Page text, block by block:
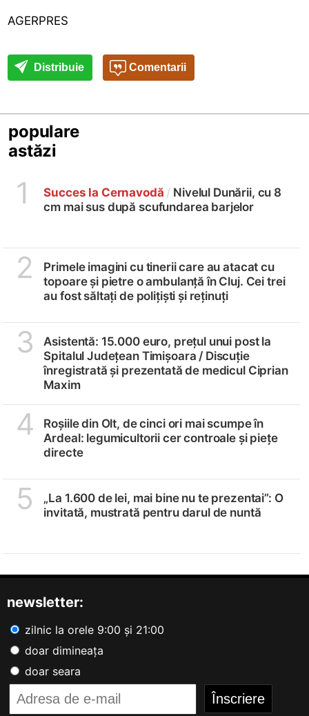
AGERPRES
Distribuie Comentarii
populare
astăzi
1 Succes la Cernavodă / Nivelul Dunării, cu 8
cm mai sus după scufundarea barjelor
2
Primele imagini cu tinerii care au atacat cu
topoare și pietre o ambulanță în Cluj. Cei trei
au fost săltați de polițiști și reținuți
3
Asistentă: 15.000 euro, prețul unui post la
Spitalul Județean Timișoara / Discuție
înregistrată și prezentată de medicul Ciprian
Maxim
4
Roșiile din Olt, de cinci ori mai scumpe în
Ardeal: legumicultorii cer controale și piețe
directe
5
„La 1.600 de lei, mai bine nu te prezentai”: O
invitată, mustrată pentru darul de nuntă
newsletter:
zilnic la orele 9:00 și 21:00
doar dimineața
doar seara